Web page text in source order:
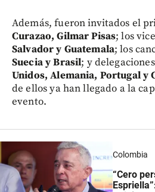
Además, fueron invitados el
Curazao, Gilmar Pisas; los
Salvador y Guatemala; los
Suecia y Brasil; y
Unidos, Alemania, Portugal y
de ellos ya han llegado a la
evento.
Colombia
“Cero